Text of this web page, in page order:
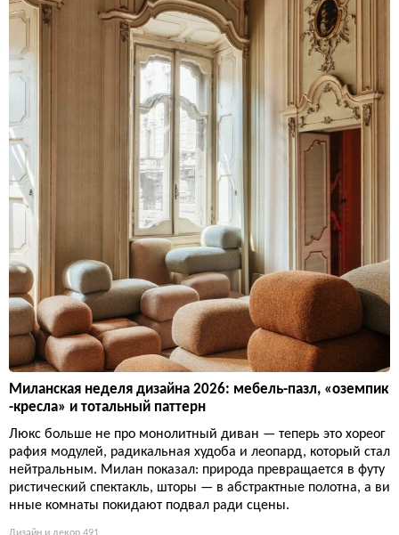
Миланская неделя дизайна 2026: мебель-пазл, «оземпик
-кресла» и тотальный паттерн
Люкс больше не про монолитный диван — теперь это хореог
рафия модулей, радикальная худоба и леопард, который стал
нейтральным. Милан показал: природа превращается в футу
ристический спектакль, шторы — в абстрактные полотна, а ви
нные комнаты покидают подвал ради сцены.